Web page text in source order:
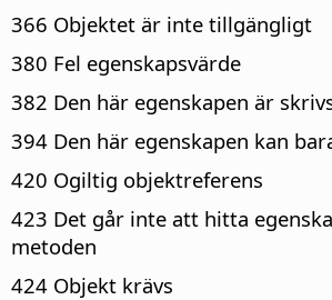
366 Objektet är inte tillgängligt
380 Fel egenskapsvärde
382 Den här egenskapen är
394 Den här egenskapen kan
420 Ogiltig objektreferens
423 Det går inte att hitta
metoden
424 Objekt krävs